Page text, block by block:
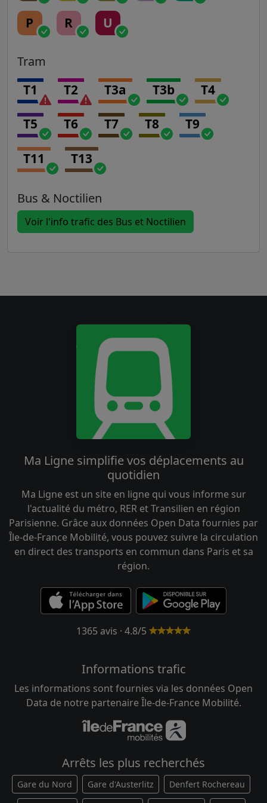
P R U
Tram
T1 T2 T3a T3b T4
T5 T6 T7 T8 T9
T11 T13
Bus & Noctilien
Voir l'info trafic des Bus et Noctilien
Ma Ligne simplifie vos déplacements au
quotidien
Ma Ligne est un site en ligne qui vous informe sur
l'actualité du métro, RER et Transilien en région
Parisienne. Grâce aux données Open Data fournies par
Île-de-France Mobilité, vous pouvez suivre la circulation
en direct des transports en commun dans Paris et sa
région.
1365 avis · 4.8/5
Informations trafic
Les informations sont fournies via les données Open
Data de notre partenaire Île-de-France Mobilité.
Arrêts les plus recherchés
Gare du Nord Gare d'Austerlitz Denfert Rochereau